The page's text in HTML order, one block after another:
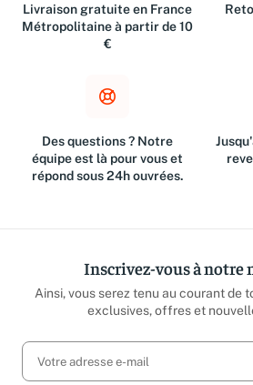
Livraison gratuite en France
Métropolitaine à partir de 10
€
Des questions ? Notre
équipe est là pour vous et
répond sous 24h ouvrées.
Inscrivez-vous à notre
Ainsi, vous serez tenu au courant de
exclusives, offres et